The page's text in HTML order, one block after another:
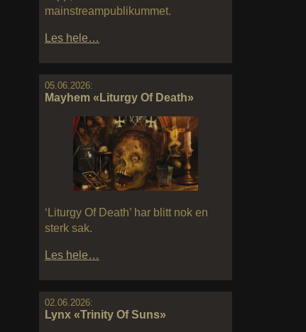
mainstreampublikummet.
Les hele…
05.06.2026:
Mayhem «Liturgy Of Death»
‘Liturgy Of Death’ har blitt nok en
sterk sak.
Les hele…
02.06.2026:
Lynx «Trinity Of Suns»